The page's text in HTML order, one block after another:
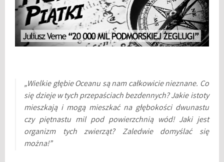
„Wielkie głębie Oceanu są nam całkowicie nieznane. Co
się dzieje w tych przepaściach bezdennych? Jakie istoty
mieszkają i mogą mieszkać na głębokości dwunastu
czy piętnastu mil pod powierzchnią wód! Jaki jest
organizm tych zwierząt? Zaledwie domyślać się
można!”